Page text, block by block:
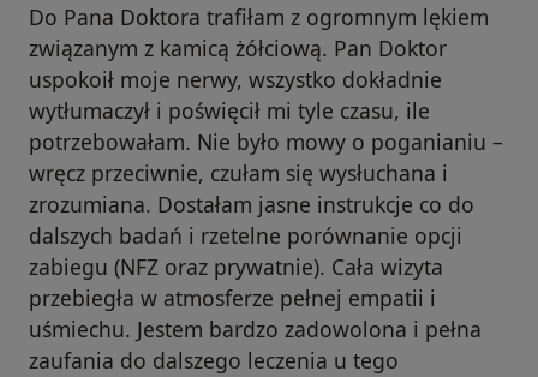
Do Pana Doktora trafiłam z ogromnym lękiem
związanym z kamicą żółciową. Pan Doktor
uspokoił moje nerwy, wszystko dokładnie
wytłumaczył i poświęcił mi tyle czasu, ile
potrzebowałam. Nie było mowy o poganianiu –
wręcz przeciwnie, czułam się wysłuchana i
zrozumiana. Dostałam jasne instrukcje co do
dalszych badań i rzetelne porównanie opcji
zabiegu (NFZ oraz prywatnie). Cała wizyta
przebiegła w atmosferze pełnej empatii i
uśmiechu. Jestem bardzo zadowolona i pełna
zaufania do dalszego leczenia u tego